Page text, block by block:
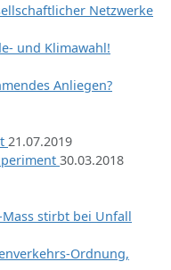
Netzwerke
und Klimawahl!
Anliegen?
21.07.2019
30.03.2018
stirbt bei Unfall
Ordnung,